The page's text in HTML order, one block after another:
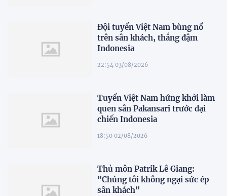
Đội tuyển Việt Nam bùng nổ
trên sân khách, thắng đậm
Indonesia
22:54 03/08/2026
Tuyển Việt Nam hứng khởi làm
quen sân Pakansari trước đại
chiến Indonesia
18:50 02/08/2026
Thủ môn Patrik Lê Giang:
"Chúng tôi không ngại sức ép
sân khách"